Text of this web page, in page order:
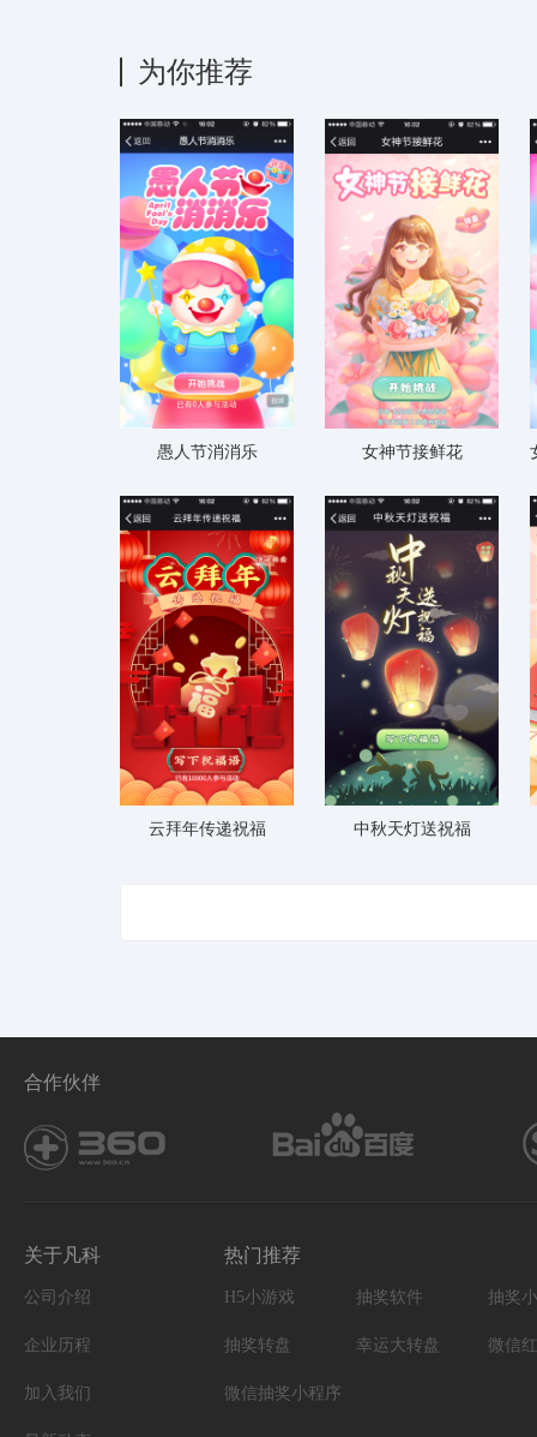
为你推荐
愚人节消消乐 女神节接鲜花
云拜年传递祝福 中秋天灯送祝福
合作伙伴
关于凡科
公司介绍
企业历程
加入我们
热门推荐
H5小游戏 抽奖软件 抽奖
抽奖转盘 幸运大转盘 微信
微信抽奖小程序